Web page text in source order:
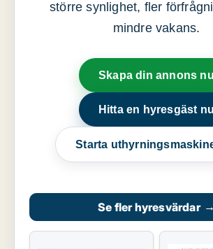
större synlighet, fler
mindre vakans.
Skapa din annons nu
Hitta en hyresgäst nu
Starta
Se fler hyresvärdar →